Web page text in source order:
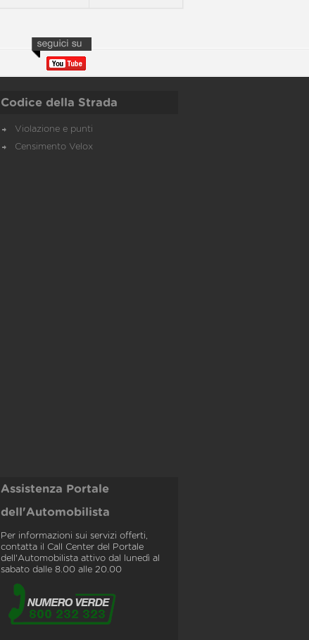
Codice della Strada
Violazione e punti
Censimento Velox
Assistenza Portale
dell'Automobilista
Per informazioni sui servizi offerti,
contatta il Call Center del Portale
dell'Automobilista attivo dal lunedì al
sabato dalle 8.00 alle 20.00